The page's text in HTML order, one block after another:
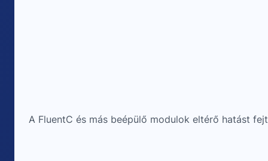
A FluentC és más beépülő modulok eltérő hatást